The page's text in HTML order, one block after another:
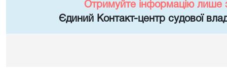
Отримуйте інформацію лише
Єдиний Контакт-центр судової